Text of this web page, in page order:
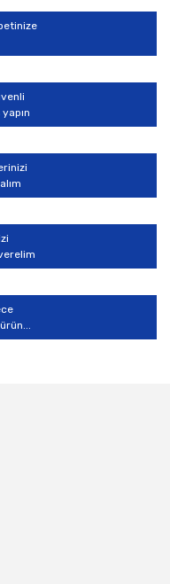
bulunuyor.
pahalı.
olmalı.